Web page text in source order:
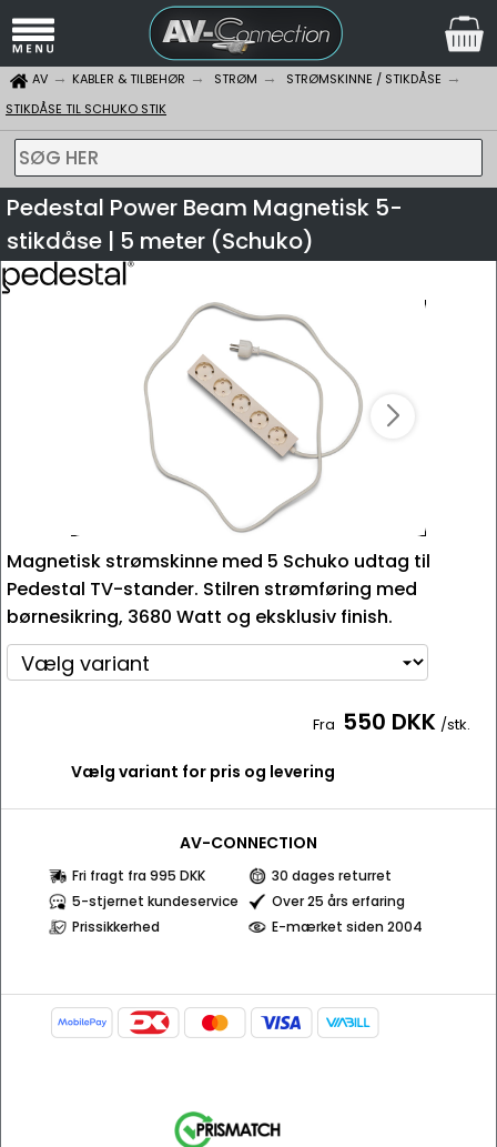
AV KABLER & TILBEHØR STRØM
STRØMSKINNE / STIKDÅSE
STIKDÅSE TIL SCHUKO STIK
SØG HER
Pedestal Power Beam Magnetisk 5-
stikdåse | 5 meter (Schuko)
Magnetisk strømskinne med 5 Schuko udtag til
Pedestal TV-stander. Stilren strømføring med
børnesikring, 3680 Watt og eksklusiv finish.
Fra 550 DKK /stk.
Vælg variant for pris og levering
AV-CONNECTION
Fri fragt fra 995 DKK
30 dages returret
5-stjernet kundeservice
Over 25 års erfaring
Prissikkerhed
E-mærket siden 2004